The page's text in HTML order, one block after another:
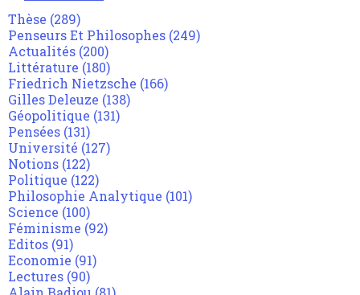
Thèse (289)
Penseurs Et Philosophes (249)
Actualités (200)
Littérature (180)
Friedrich Nietzsche (166)
Gilles Deleuze (138)
Géopolitique (131)
Pensées (131)
Université (127)
Notions (122)
Politique (122)
Philosophie Analytique (101)
Science (100)
Féminisme (92)
Editos (91)
Economie (91)
Lectures (90)